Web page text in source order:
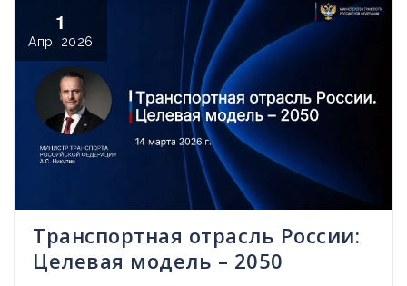
1
Апр, 2026
Транспортная отрасль России:
Целевая модель – 2050